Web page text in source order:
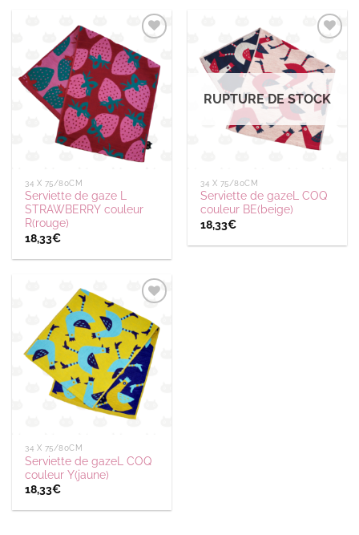
Ajouter
à la
wishlist
34 X 75/80CM
Serviette de gaze L
STRAWBERRY couleur
R(rouge)
18,33€
à la
wishlist
RUPTURE DE STOCK
34 X 75/80CM
Serviette de gazeL COQ
couleur BE(beige)
18,33€
Ajouter
à la
wishlist
34 X 75/80CM
Serviette de gazeL COQ
couleur Y(jaune)
18,33€